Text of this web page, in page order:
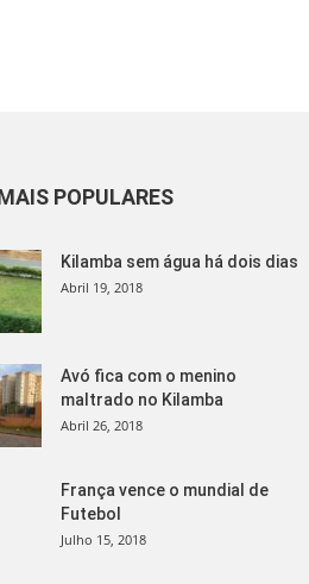
POPULARES
Kilamba sem água há dois dias
Abril 19, 2018
Avó fica com o menino
maltrado no Kilamba
Abril 26, 2018
França vence o mundial de
Futebol
Julho 15, 2018